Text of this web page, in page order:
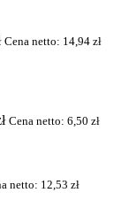
Cena netto: 14,94 zł
Cena netto: 6,50 zł
netto: 12,53 zł